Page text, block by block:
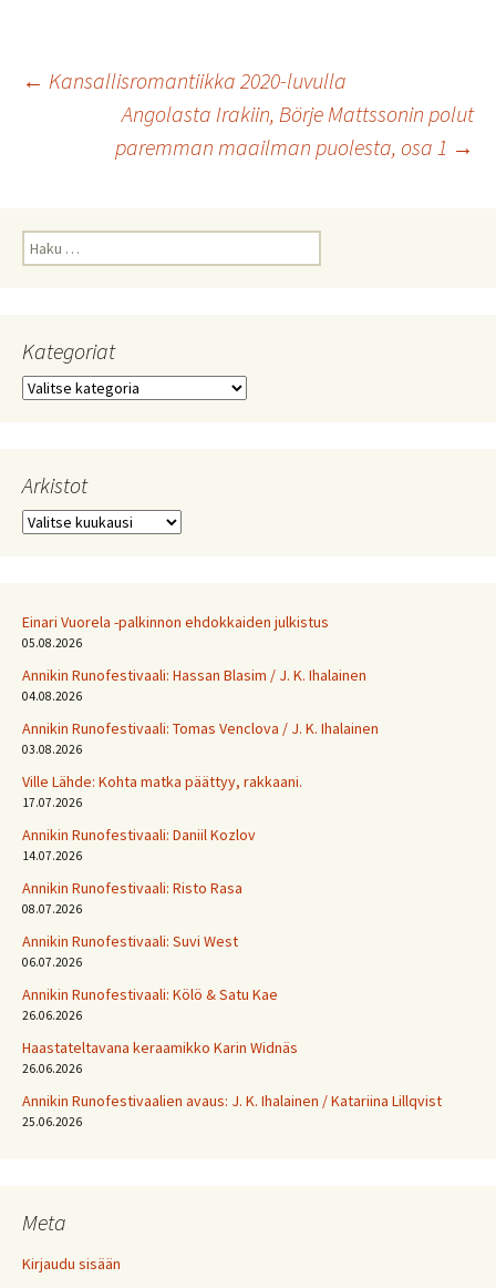
Artikkelien
← Kansallisromantiikka 2020-luvulla
Angolasta Irakiin, Börje Mattssonin polut
paremman maailman puolesta, osa 1 →
Haku:
Kategoriat
Kategoriat
Arkistot
Arkistot
Einari Vuorela -palkinnon ehdokkaiden julkistus
05.08.2026
Annikin Runofestivaali: Has­san Bla­sim / J. K. Ihalainen
04.08.2026
Annikin Runofestivaali: Tomas Venclova / J. K. Ihalainen
03.08.2026
Ville Lähde: Kohta matka päättyy, rakkaani.
17.07.2026
Annikin Runofestivaali: Daniil Kozlov
14.07.2026
Annikin Runofestivaali: Risto Rasa
08.07.2026
Annikin Runofestivaali: Suvi West
06.07.2026
Annikin Runofestivaali: Kölö & Satu Kae
26.06.2026
Haastateltavana keraamikko Karin Widnäs
26.06.2026
Annikin Runofestivaalien avaus: J. K. Ihalainen / Katariina Lillqvist
25.06.2026
Meta
Kirjaudu sisään